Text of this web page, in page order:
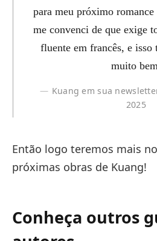
para meu próximo romance
me convenci de que exige
fluente em francês, e isso
muito
Kuang em sua
2025
Então logo teremos mais
próximas obras de Kuang!
Conheça outros